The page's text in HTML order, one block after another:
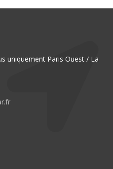
uniquement Paris Ouest / La